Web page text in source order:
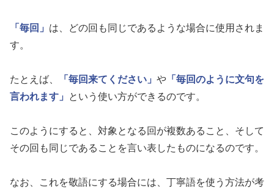
「毎回」 は、どの回も同じであるような場合に使用されま
す。
たとえば、 「毎回来てください」 や 「毎回のように文句を
言われます」
という使い方ができるのです。
このようにすると、対象となる回が複数あること、そして
その回も同じであることを言い表したものになるのです。
なお、これを敬語にする場合には、丁寧語を使う方法が考